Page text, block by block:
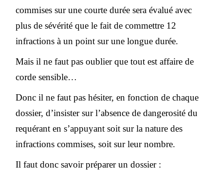
commises sur une courte durée sera évalué avec
plus de sévérité que le fait de commettre 12
infractions à un point sur une longue durée.
Mais il ne faut pas oublier que tout est affaire de
corde sensible…
Donc il ne faut pas hésiter, en fonction de chaque
dossier, d’insister sur l’absence de dangerosité du
requérant en s’appuyant soit sur la nature des
infractions commises, soit sur leur nombre.
Il faut donc savoir préparer un dossier :